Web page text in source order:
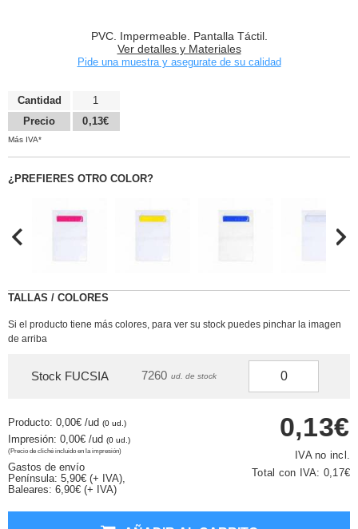
PVC. Impermeable. Pantalla Táctil.
Ver detalles y Materiales
Pide una muestra y asegurate de su calidad
Cantidad
Precio
1
0,13€
Más IVA*
¿PREFIERES OTRO COLOR?
TALLAS / COLORES
Si el producto tiene más colores, para ver su stock puedes pinchar la imagen
de arriba
Stock FUCSIA 7260 ud. de stock
Producto: 0,00€ /ud (0 ud.)
Impresión: 0,00€ /ud (0 ud.)
(Precio de cliché incluido en la impresión)
Gastos de envío
Península: 5,90€ (+ IVA),
Baleares: 6,90€ (+ IVA)
0,13€
IVA no incl.
Total con IVA: 0,17€